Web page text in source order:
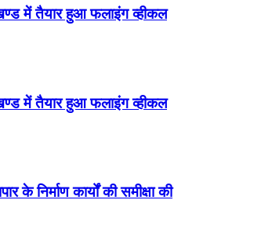
में तैयार हुआ फलाइंग व्हीकल
में तैयार हुआ फलाइंग व्हीकल
के निर्माण कार्यों की समीक्षा की